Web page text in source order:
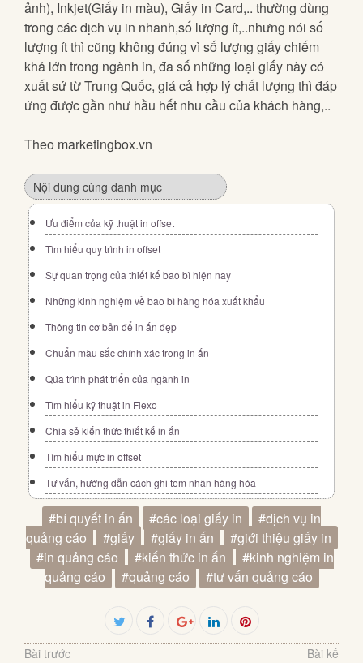
ảnh), Inkjet(Giấy in màu), Giấy in Card,.. thường dùng
trong các dịch vụ in nhanh,số lượng ít,..nhưng nói số
lượng ít thì cũng không đúng vì số lượng giấy chiếm
khá lớn trong ngành in, đa số những loại giấy này có
xuất sứ từ Trung Quốc, giá cả hợp lý chất lượng thì đáp
ứng được gần như hầu hết nhu cầu của khách hàng,..
Theo marketingbox.vn
Nội dung cùng danh mục
Ưu điểm của kỹ thuật in offset
Tìm hiểu quy trình in offset
Sự quan trọng của thiết kế bao bì hiện nay
Những kinh nghiệm về bao bì hàng hóa xuất khẩu
Thông tin cơ bản để in ấn đẹp
Chuẩn màu sắc chính xác trong in ấn
Qúa trình phát triển của ngành in
Tìm hiểu kỹ thuật in Flexo
Chia sẻ kiến thức thiết kế in ấn
Tìm hiểu mực in offset
Tư vấn, hướng dẫn cách ghi tem nhãn hàng hóa
#bí quyết in ấn #các loại giấy in
#dịch vụ in
quảng cáo
#giấy #giấy in ấn
#giới thiệu giấy in
#in quảng cáo
#kiến thức in ấn
#kinh nghiệm in
quảng cáo
#quảng cáo #tư vấn quảng cáo
Twitter
Facebook
Google+LinkedInPinterest
Bài trước
Bài kế